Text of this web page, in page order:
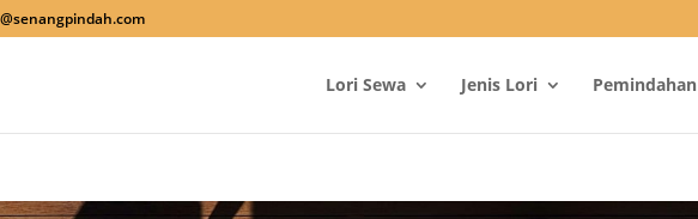
Lori Sewa Jenis Lori Pemindahan